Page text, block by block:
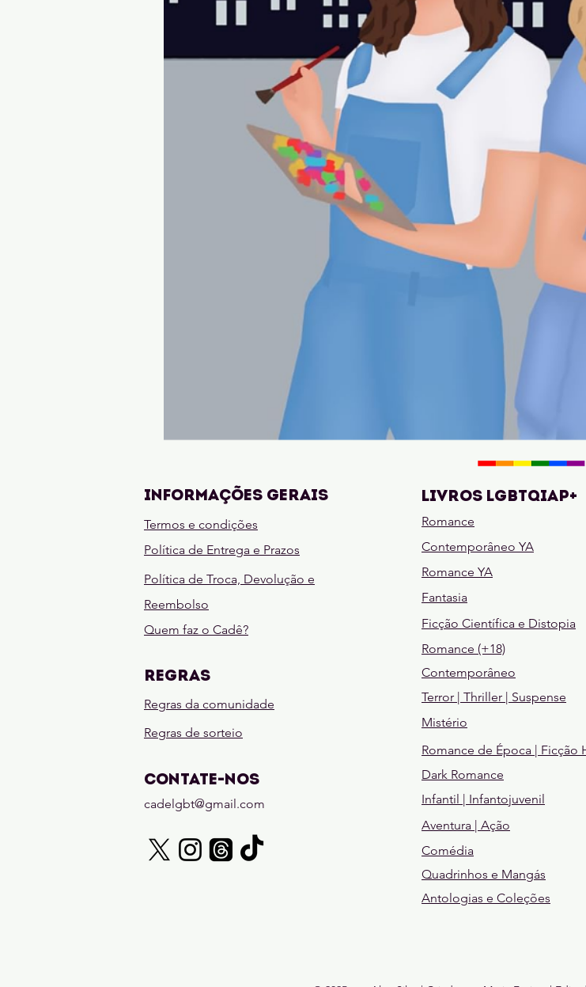
Informações gerais
Termos e condições
Política de Entrega e Prazos
Política de Troca, Devolução e
Reembolso
Quem faz o Cadê?
REGRAS
Regras da comunidade
Regras de sorteio
CONTATE-NOS
cadelgbt@gmail.com
LIVROS LGBTQIAP+
Romance
Contemporâneo YA
Romance YA
Fantasia
Ficção Científica e Distopia
Romance (+18)
Contemporâneo
Terror | Thriller | Suspense
Mistério
Romance de Época | Ficção
Dark Romance
Infantil | Infantojuvenil
Aventura | Ação
Comédia
Quadrinhos e Mangás
Antologias e Coleções